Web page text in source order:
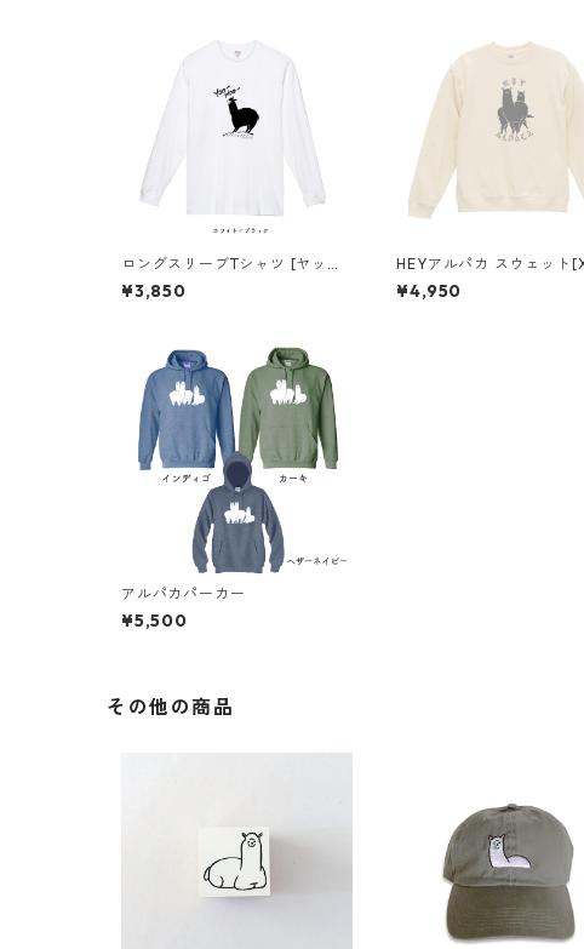
ロングスリーブTシャツ [ヤッホ
ーアルパカ]
¥3,850
HEYアルパカ スウェット
応]
¥4,950
アルパカパーカー
¥5,500
その他の商品